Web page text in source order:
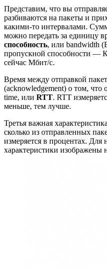
Представим, что вы
разбиваются на пакеты и
какими-то интервалами.
можно передать за единицу
способность, или bandwidth
пропускной способности —
сейчас Мбит/с.
Время между отправкой
(acknowledgement) о том, что
time, или RTT. RTT
меньше, тем лучше.
Третья важная
сколько из отправленных
измеряется в процентах. Для
характеристики изображены